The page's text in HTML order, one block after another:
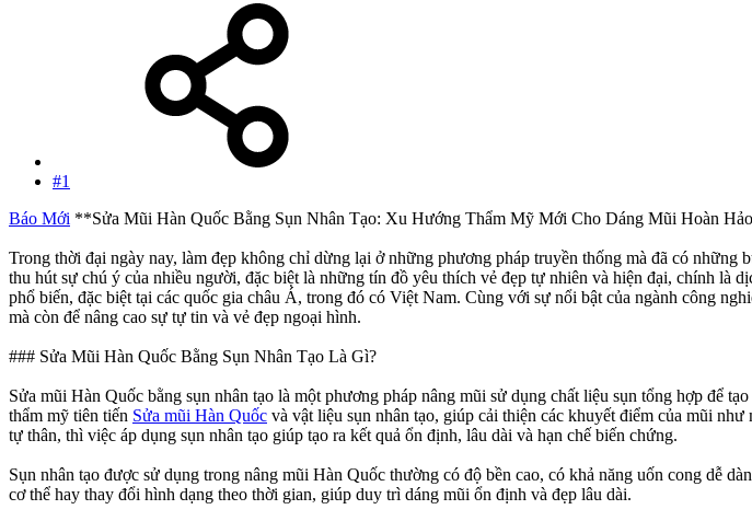
#1
Báo Mới **Sửa Mũi Hàn Quốc Bằng Sụn Nhân Tạo: Xu Hướng Thẩm Mỹ Mới Cho Dáng Mũi Hoàn
Trong thời đại ngày nay, làm đẹp không chỉ dừng lại ở những phương pháp truyền thống mà đã có
thu hút sự chú ý của nhiều người, đặc biệt là những tín đồ yêu thích vẻ đẹp tự nhiên và hiện đại, chính là
phổ biến, đặc biệt tại các quốc gia châu Á, trong đó có Việt Nam. Cùng với sự nổi bật của ngành công
mà còn để nâng cao sự tự tin và vẻ đẹp ngoại hình.
### Sửa Mũi Hàn Quốc Bằng Sụn Nhân Tạo Là Gì?
Sửa mũi Hàn Quốc bằng sụn nhân tạo là một phương pháp nâng mũi sử dụng chất liệu sụn tổng hợp để
thẩm mỹ tiên tiến Sửa mũi Hàn Quốc và vật liệu sụn nhân tạo, giúp cải thiện các khuyết điểm của mũi
tự thân, thì việc áp dụng sụn nhân tạo giúp tạo ra kết quả ổn định, lâu dài và hạn chế biến chứng.
Sụn nhân tạo được sử dụng trong nâng mũi Hàn Quốc thường có độ bền cao, có khả năng uốn cong dễ
cơ thể hay thay đổi hình dạng theo thời gian, giúp duy trì dáng mũi ổn định và đẹp lâu dài.